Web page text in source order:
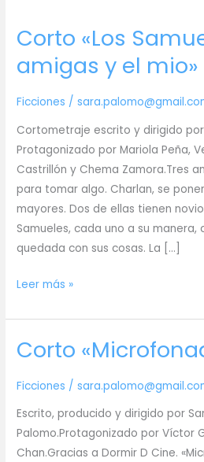
Corto «Los
amigas y el mio»
Ficciones /
Cortometraje escrito y dirigido por
Protagonizado por Mariola Peña,
Castrillón y Chema Zamora.Tres
para tomar algo. Charlan, se
mayores. Dos de ellas tienen
Samueles, cada uno a su manera,
quedada con sus cosas. La […]
Corto
Samueles
de
mis
amigas
el
mio»
Leer más »
Corto
Ficciones /
Escrito, producido y dirigido por
Palomo.Protagonizado por Víctor
Chan.Gracias a Dormir D Cine.